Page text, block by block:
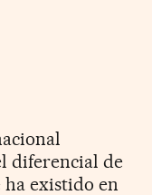
diferencial de
existido en